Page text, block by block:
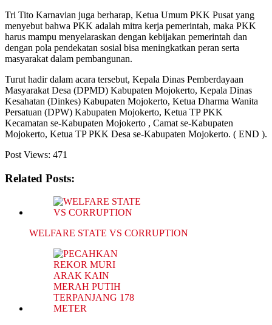
Tri Tito Karnavian juga berharap, Ketua Umum PKK Pusat yang
menyebut bahwa PKK adalah mitra kerja pemerintah, maka PKK
harus mampu menyelaraskan dengan kebijakan pemerintah dan
dengan pola pendekatan sosial bisa meningkatkan peran serta
masyarakat dalam pembangunan.
Turut hadir dalam acara tersebut, Kepala Dinas Pemberdayaan
Masyarakat Desa (DPMD) Kabupaten Mojokerto, Kepala Dinas
Kesahatan (Dinkes) Kabupaten Mojokerto, Ketua Dharma Wanita
Persatuan (DPW) Kabupaten Mojokerto, Ketua TP PKK
Kecamatan se-Kabupaten Mojokerto , Camat se-Kabupaten
Mojokerto, Ketua TP PKK Desa se-Kabupaten Mojokerto. ( END ).
Post Views: 471
Related Posts:
WELFARE STATE VS CORRUPTION